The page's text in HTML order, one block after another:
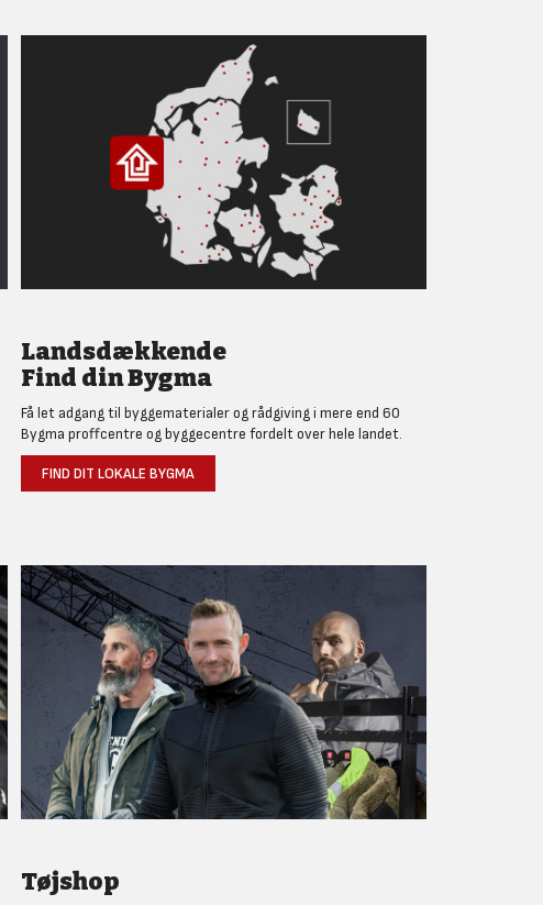
Landsdækkende
Find din Bygma
Få let adgang til byggematerialer og rådgiving i mere end 60
Bygma proffcentre og byggecentre fordelt over hele landet.
FIND DIT LOKALE BYGMA
Tøjshop